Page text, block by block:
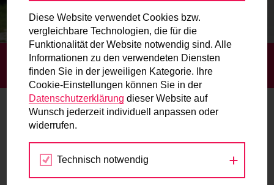
Radweg-Projektkarte
Routenplaner
Mit dem Fahrrad in Wien unterwegs? Hier finden Sie die
beste Route.
Wunschbox
Sie haben ein Anliegen zum Radverkehr? Schreiben Sie
STARTSEITE BLOG
CHANCEN UND RISIKEN FÜR DIE
MOBILITÄT DURCH DIE CORONA-KRISE
Chancen und Risiken für die Mobilität
durch die Corona-Krise
Diese Website verwendet Cookies bzw.
vergleichbare Technologien, die für die
Funktionalität der Website notwendig sind. Alle
Informationen zu den verwendeten Diensten
finden Sie in der jeweiligen Kategorie. Ihre
Cookie-Einstellungen können Sie in der
Datenschutzerklärung dieser Website auf
Wunsch jederzeit individuell anpassen oder
widerrufen.
Technisch notwendig